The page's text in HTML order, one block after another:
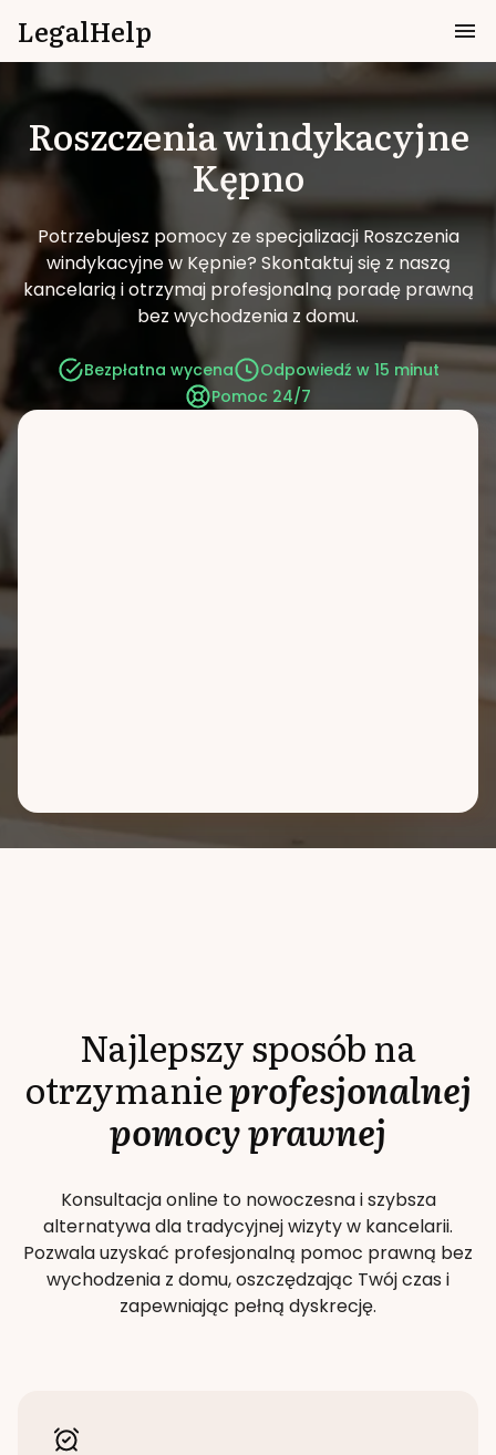
LegalHelp
Roszczenia windykacyjne
Kępno
Potrzebujesz pomocy ze specjalizacji Roszczenia
windykacyjne w Kępnie? Skontaktuj się z naszą
kancelarią i otrzymaj profesjonalną poradę prawną
bez wychodzenia z domu.
Bezpłatna wycena
Odpowiedź w 15 minut
Pomoc 24/7
Najlepszy sposób na
otrzymanieprofesjonalnej
pomocy prawnej
Konsultacja online to nowoczesna i szybsza
alternatywa dla tradycyjnej wizyty w kancelarii.
Pozwala uzyskać profesjonalną pomoc prawną bez
wychodzenia z domu, oszczędzając Twój czas i
zapewniając pełną dyskrecję.